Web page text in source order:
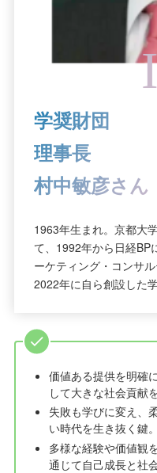
学奨財団
理事長
村中敏彦さん
1963年生まれ。京都大
て、1992年から日経BP
ーケティング・コンサ
2022年に自ら創設した
価値ある提供を明確
して大きな社会貢献
失敗も学びに変え、
い時代を生き抜く鍵。
多様な経験や価値観
通じて自己成長と社